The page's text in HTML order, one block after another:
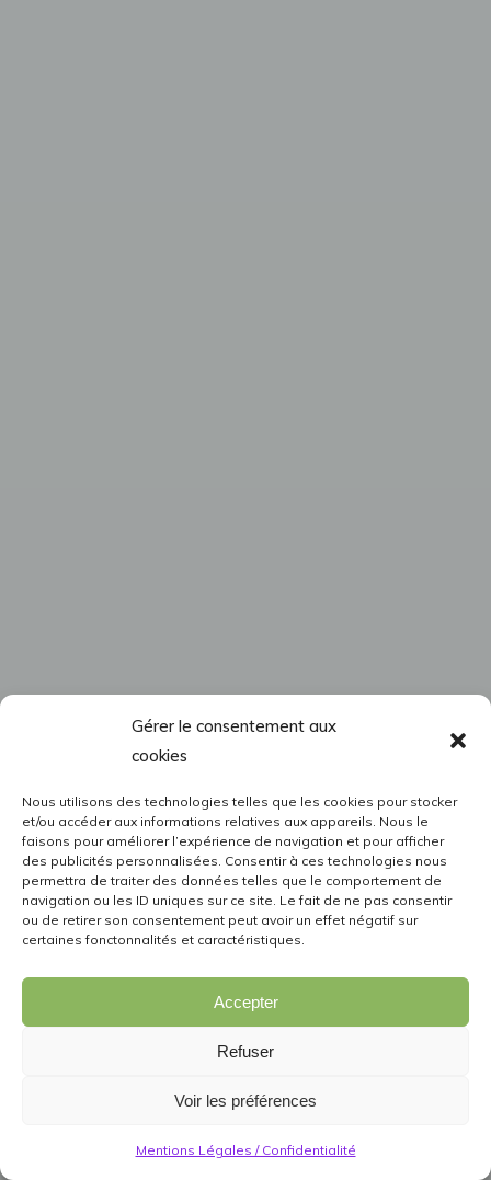
Gérer le consentement aux
cookies
Nous utilisons des technologies telles que les cookies pour stocker
et/ou accéder aux informations relatives aux appareils. Nous le
faisons pour améliorer l’expérience de navigation et pour afficher
des publicités personnalisées. Consentir à ces technologies nous
permettra de traiter des données telles que le comportement de
navigation ou les ID uniques sur ce site. Le fait de ne pas consentir
ou de retirer son consentement peut avoir un effet négatif sur
certaines fonctonnalités et caractéristiques.
Accepter
Refuser
Voir les préférences
Mentions Légales / Confidentialité